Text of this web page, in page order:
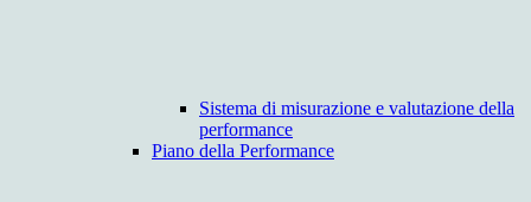
Sistema di misurazione e valutazione della
performance
Piano della Performance